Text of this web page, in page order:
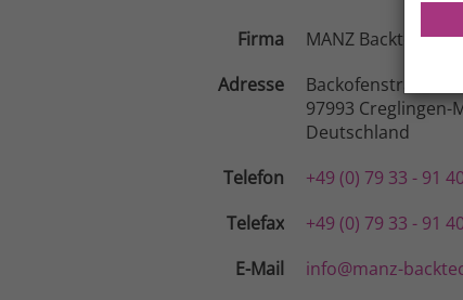
Firma
MANZ Backtechnik
Adresse
Backofenstraße 1-3
97993 Creglingen-
Deutschland
Telefon
+49 (0) 79 33 - 91
Telefax
+49 (0) 79 33 - 91
E-Mail
info@manz-